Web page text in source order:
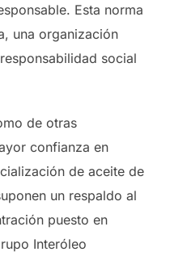
Esta norma
una organización
social
de otras
confianza en
de aceite de
un respaldo al
puesto en
Interóleo